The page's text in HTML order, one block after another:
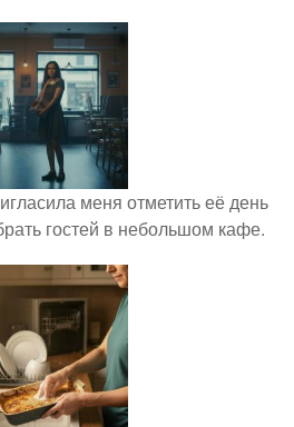
меня отметить её день
гостей в небольшом кафе.